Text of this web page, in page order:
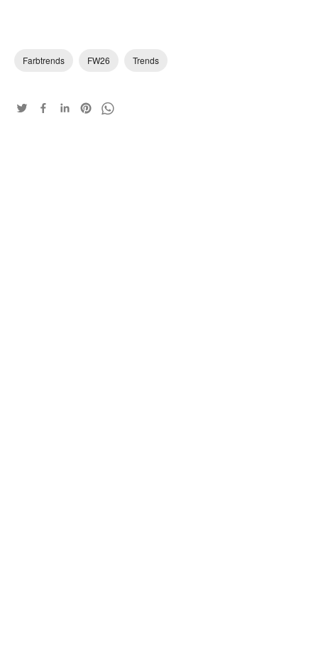
Farbtrends FW26 Trends